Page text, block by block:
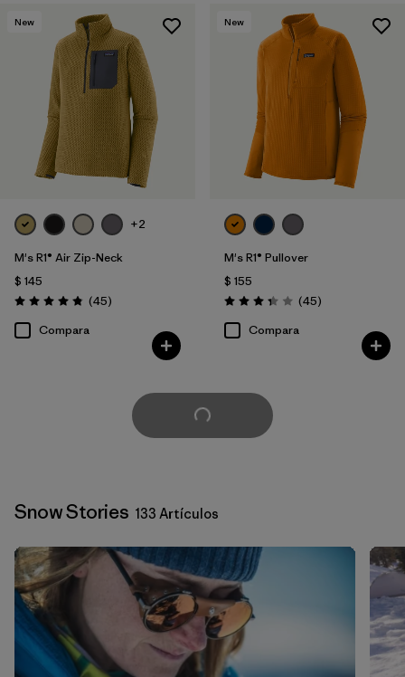
New
+2
M's R1® Air Zip-Neck
$ 145
Valoración: 4.9 / 5
(45Comentarios
)
Compara
New
M's R1® Pullover
$ 155
Valoración: 3.4 / 5
(45Comentarios
)
Compara
Cargar Más
Snow Stories 133 Artículos